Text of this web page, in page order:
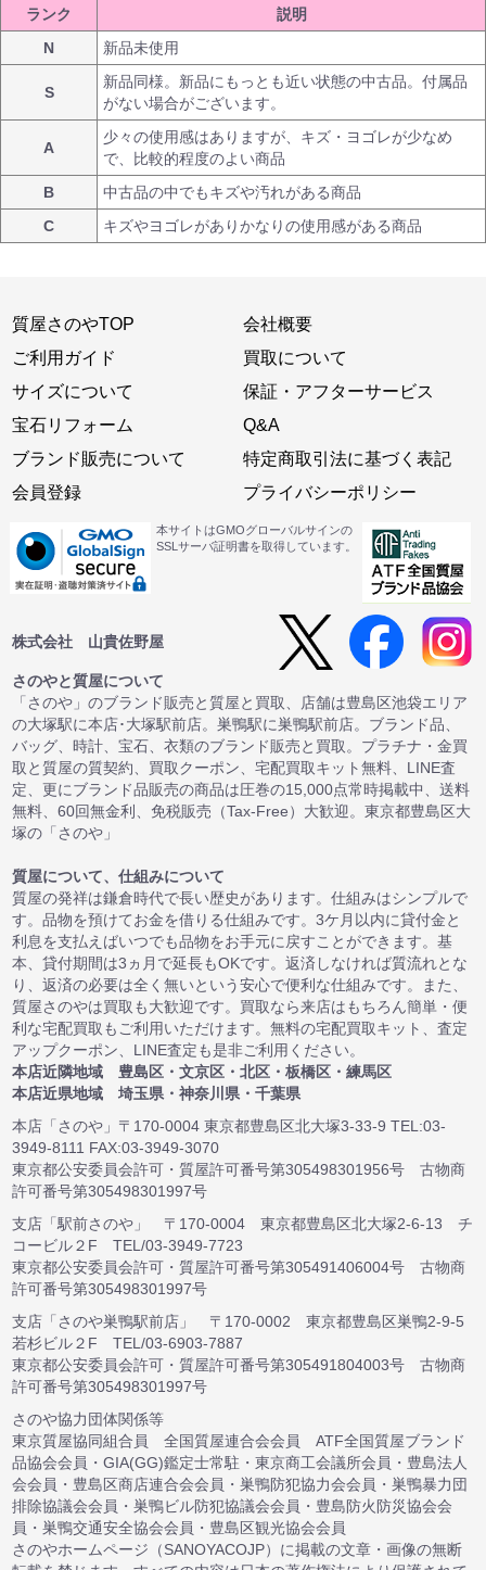
ランク
説明
N
新品未使用
S
新品同様。新品にもっとも近い状態の中古品。付属品
がない場合がございます。
A
少々の使用感はありますが、キズ・ヨゴレが少なめ
で、比較的程度のよい商品
B
中古品の中でもキズや汚れがある商品
C
キズやヨゴレがありかなりの使用感がある商品
質屋さのやTOP
ご利用ガイド
サイズについて
宝石リフォーム
ブランド販売について
会員登録
会社概要
買取について
保証・アフターサービス
Q&A
特定商取引法に基づく表記
プライバシーポリシー
本サイトはGMOグローバルサインの
SSLサーバ証明書を取得しています。
株式会社 山貴佐野屋
さのやと質屋について
「さのや」のブランド販売と質屋と買取、店舗は豊島区池袋エリア
の大塚駅に本店･大塚駅前店。巣鴨駅に巣鴨駅前店。ブランド品、
バッグ、時計、宝石、衣類のブランド販売と買取。プラチナ・金買
取と質屋の質契約、買取クーポン、宅配買取キット無料、LINE査
定、更にブランド品販売の商品は圧巻の15,000点常時掲載中、送料
無料、60回無金利、免税販売（Tax-Free）大歓迎。東京都豊島区大
塚の「さのや」
質屋について、仕組みについて
質屋の発祥は鎌倉時代で長い歴史があります。仕組みはシンプルで
す。品物を預けてお金を借りる仕組みです。3ケ月以内に貸付金と
利息を支払えばいつでも品物をお手元に戻すことができます。基
本、貸付期間は3ヵ月で延長もOKです。返済しなければ質流れとな
り、返済の必要は全く無いという安心で便利な仕組みです。また、
質屋さのやは買取も大歓迎です。買取なら来店はもちろん簡単・便
利な宅配買取もご利用いただけます。無料の宅配買取キット、査定
アップクーポン、LINE査定も是非ご利用ください。
本店近隣地域 豊島区・文京区・北区・板橋区・練馬区
本店近県地域 埼玉県・神奈川県・千葉県
本店「さのや」〒170-0004 東京都豊島区北大塚3-33-9 TEL:03-
3949-8111 FAX:03-3949-3070
東京都公安委員会許可・質屋許可番号第305498301956号 古物商
許可番号第305498301997号
支店「駅前さのや」 〒170-0004 東京都豊島区北大塚2-6-13 チ
コービル２F TEL/03-3949-7723
東京都公安委員会許可・質屋許可番号第305491406004号 古物商
許可番号第305498301997号
支店「さのや巣鴨駅前店」 〒170-0002 東京都豊島区巣鴨2-9-5
若杉ビル２F TEL/03-6903-7887
東京都公安委員会許可・質屋許可番号第305491804003号 古物商
許可番号第305498301997号
さのや協力団体関係等
東京質屋協同組合員 全国質屋連合会会員 ATF全国質屋ブランド
品協会会員・GIA(GG)鑑定士常駐・東京商工会議所会員・豊島法人
会会員・豊島区商店連合会会員・巣鴨防犯協力会会員・巣鴨暴力団
排除協議会会員・巣鴨ビル防犯協議会会員・豊島防火防災協会会
員・巣鴨交通安全協会会員・豊島区観光協会会員
さのやホームページ（SANOYACOJP）に掲載の文章・画像の無断